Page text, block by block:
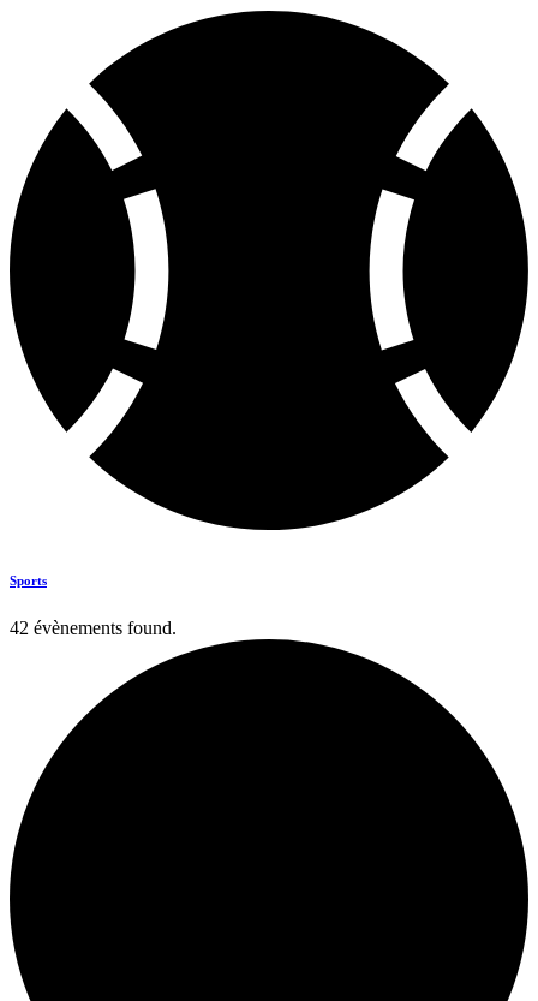
Sports
42 évènements found.